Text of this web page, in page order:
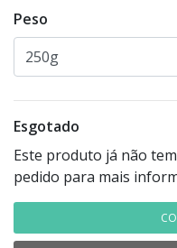
Peso
Esgotado
Este produto já não
pedido para mais